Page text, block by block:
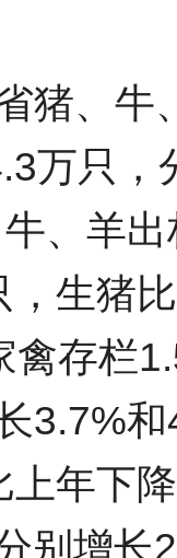
猪、牛
万只，
、羊
生猪
禽存栏
3.7%
年下
别增长